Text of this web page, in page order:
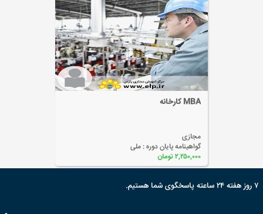
MBA کارخانه
مجازی
گواهینامه پایان دوره : ملی
۲,۲۵۰,۰۰۰ تومان
۷ روز هفته ۲۴ ساعته پاسخگوی شما هستیم.